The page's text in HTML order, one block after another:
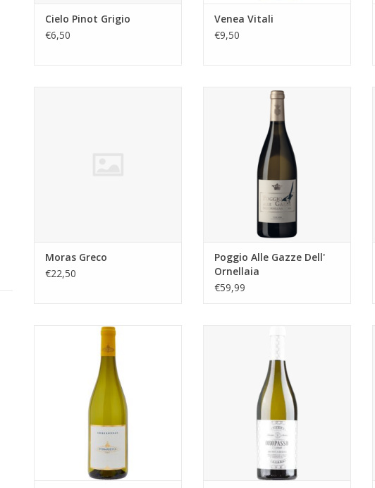
Cielo Pinot Grigio
€6,50
Venea Vitali
€9,50
Moras Greco
€22,50
Poggio Alle Gazze Dell' Ornellaia
Poggio Alle Gazze Dell'
Ornellaia
€59,99
Tormaresca Chardonnay 0.75
werldberoemde Neropasso. De
sappige blend van Chardonnay
en Garganega wordt op
roestvrijstalen vaten opgevoed
karakter van de wijn te
benadrukken.
TOEVOEGEN AAN WINKELWAGEN